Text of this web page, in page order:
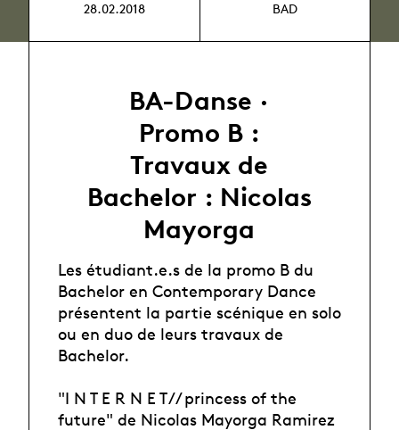
28.02.2018 BAD
BA-Danse ·
Promo B :
Travaux de
Bachelor : Nicolas
Mayorga
Les étudiant.e.s de la promo B du
Bachelor en Contemporary Dance
présentent la partie scénique en solo
ou en duo de leurs travaux de
Bachelor.
"I N T E R N E T // princess of the
future" de Nicolas Mayorga Ramirez